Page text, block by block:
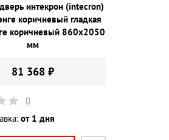
интекрон (intecron)
коричневый гладкая
коричневый 860х2050
мм
81 368 ₽
0
от 1 дня